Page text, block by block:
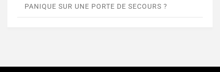
PANIQUE SUR UNE PORTE DE SECOURS ?